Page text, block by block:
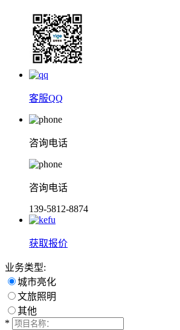
客服QQ
咨询电话
咨询电话
139-5812-8874
获取报价
业务类型:
城市亮化
文旅照明
其他
*